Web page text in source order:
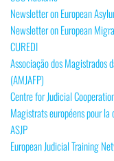
Newsletter on European
Newsletter on European
CUREDI
Associação dos Magistrados
(AMJAFP)
Centre for Judicial
Magistrats européens pour
ASJP
European Judicial Training